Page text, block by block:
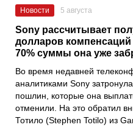
Новости 5 августа
Sony рассчитывает
долларов
70% суммы она уже
Во время недавней
аналитиками Sony
пошлин, которые она
отменили. На это обратил
Тотило (Stephen Totilo) из